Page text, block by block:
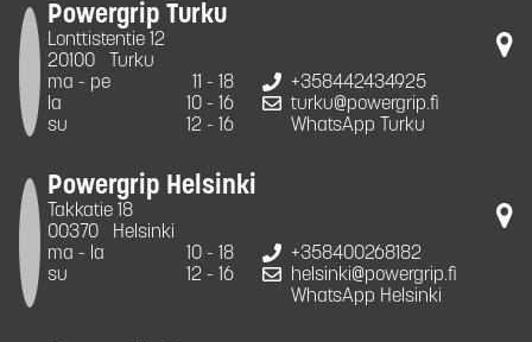
Powergrip Turku
Lonttistentie 12
20100
Turku
ma - pe
11 - 18
la
10 - 16
su
12 - 16
+358442434925
turku@powergrip.fi
WhatsApp Turku
Powergrip Helsinki
Takkatie 18
00370
Helsinki
ma - la
10 - 18
su
12 - 16
+358400268182
helsinki@powergrip.fi
WhatsApp Helsinki